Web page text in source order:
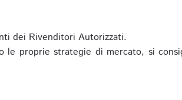
dei Rivenditori Autorizzati.
le proprie strategie di mercato, si